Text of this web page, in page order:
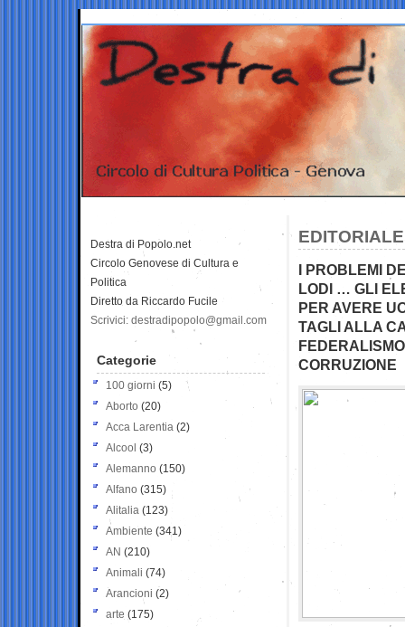
EDITORIALE
I PROBLEMI
LODI … GLI
PER AVERE
TAGLI ALLA
CORRUZIONE
Destra di Popolo.net
Circolo Genovese di Cultura e
Politica
Diretto da Riccardo Fucile
Scrivici: destradipopolo@gmail.com
Categorie
100 giorni (5)
Aborto (20)
Acca Larentia (2)
Alcool (3)
Alemanno (150)
Alfano (315)
Alitalia (123)
Ambiente (341)
AN (210)
Animali (74)
Arancioni (2)
arte (175)